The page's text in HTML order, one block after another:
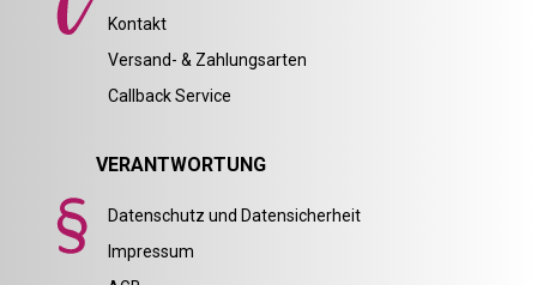
Kontakt
Versand- & Zahlungsarten
Callback Service
VERANTWORTUNG
Datenschutz und Datensicherheit
Impressum